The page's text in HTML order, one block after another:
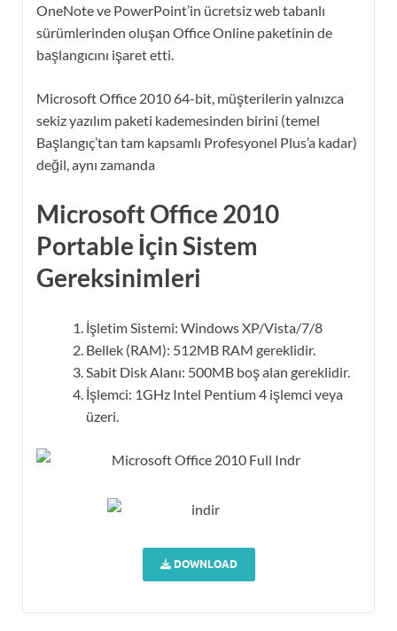
OneNote ve PowerPoint’in ücretsiz web tabanlı
sürümlerinden oluşan Office Online paketinin de
başlangıcını işaret etti.
Microsoft Office 2010 64-bit, müşterilerin yalnızca
sekiz yazılım paketi kademesinden birini (temel
Başlangıç’tan tam kapsamlı Profesyonel Plus’a kadar)
değil, aynı zamanda
Microsoft Office 2010
Portable İçin Sistem
Gereksinimleri
İşletim Sistemi: Windows XP/Vista/7/8
Bellek (RAM): 512MB RAM gereklidir.
Sabit Disk Alanı: 500MB boş alan gereklidir.
İşlemci: 1GHz Intel Pentium 4 işlemci veya
üzeri.
DOWNLOAD